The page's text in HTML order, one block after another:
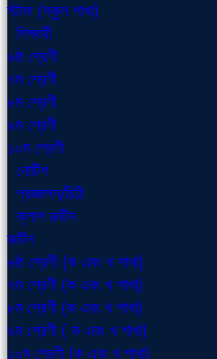
স্টাফ (স্কুল শাখা)
শিক্ষার্থী
৬ষ্ঠ শ্রেণী
৭ম শ্রেণী
৮ম শ্রেণী
৯ম শ্রেণী
১০ম শ্রেণী
নোটিশ
প্রজ্ঞাপন/চিঠি
ক্লাশ রুটিন
রুটিন
৬ষ্ঠ শ্রেণী (ক এবং খ শাখা)
৭ম শ্রেণী (ক এবং খ শাখা)
৮ম শ্রেণী (ক এবং খ শাখা)
৯ম শ্রেণী ( ক এবং খ শাখা)
১০ম শ্রেণী (ক এবং খ শাখা)